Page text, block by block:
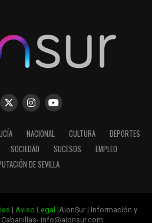
NACIONAL CULTURA
DEPORTES
SOCIEDAD SUCESOS
EMPLEO
DE SEVILLA
| Aviso Legal |AionSur | Información y
info@aionsur.com